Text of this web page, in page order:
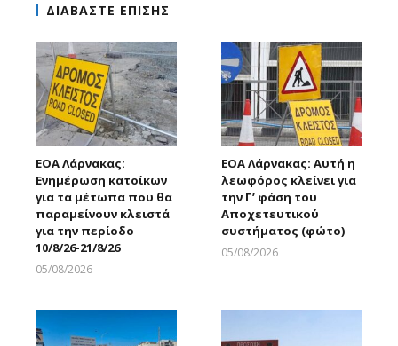
ΔΙΑΒΑΣΤΕ ΕΠΙΣΗΣ
ΕΟΑ Λάρνακας:
Ενημέρωση κατοίκων
για τα μέτωπα που θα
παραμείνουν κλειστά
για την περίοδο
10/8/26-21/8/26
05/08/2026
ΕΟΑ Λάρνακας: Αυτή η
λεωφόρος κλείνει για
την Γ’ φάση του
Αποχετευτικού
συστήματος (φώτο)
05/08/2026